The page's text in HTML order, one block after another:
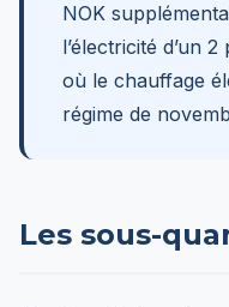
NOK
l’électricité d’un
où le chauffage
régime de
Les sous-